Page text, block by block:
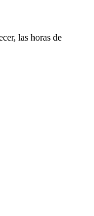
las horas de